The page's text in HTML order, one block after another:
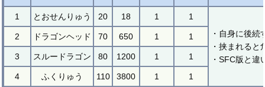
1 とおせんりゅう 20 18 1
1
・自身に後続
・挟まれる
・SFC版と違
2 ドラゴンヘッド 70 650 1 1
3 スルードラゴン 80 1200 1 1
4 ふくりゅう 110 3800 1 1